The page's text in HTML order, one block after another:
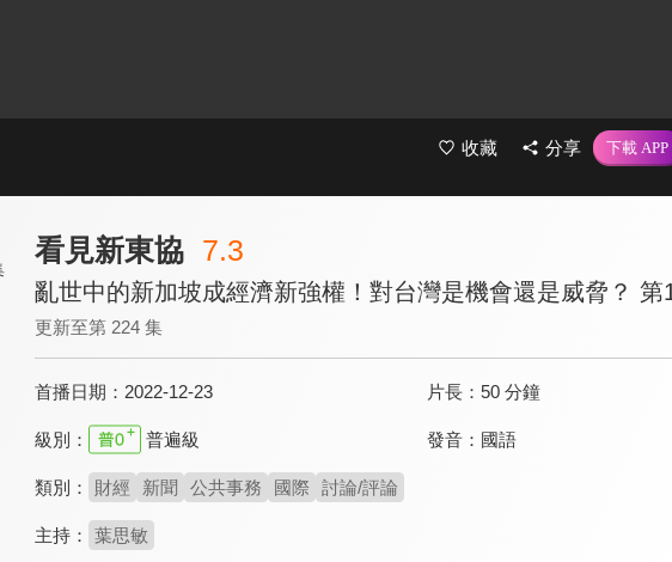
收藏 分享
看見新東協 7.3
亂世中的新加坡成經濟新強權！對台灣是機會還是威脅？ 第
更新至第 224 集
首播日期： 2022-12-23 片長： 50 分鐘
級別： 普遍級 發音： 國語
類別： 財經 新聞 公共事務 國際 討論/評論
主持： 葉思敏